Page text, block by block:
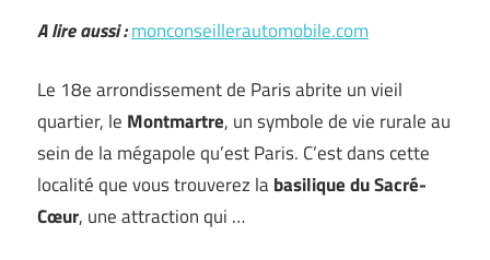
A lire aussi :monconseillerautomobile.com
Le 18e arrondissement de Paris abrite un vieil
quartier, le Montmartre, un symbole de vie rurale au
sein de la mégapole qu’est Paris. C’est dans cette
localité que vous trouverez labasilique du Sacré-
Cœur, une attraction qui …